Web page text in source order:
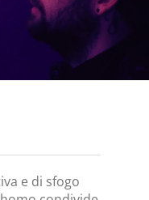
e di sfogo